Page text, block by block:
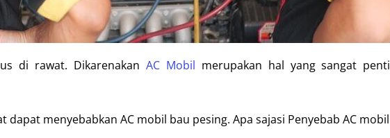
di rawat. Dikarenakan AC Mobil merupakan hal yang sangat
menyebabkan AC mobil bau pesing. Apa sajasi Penyebab AC